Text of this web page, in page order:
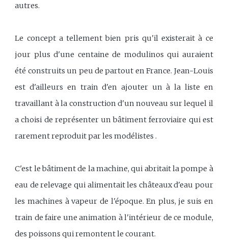
autres.
Le concept a tellement bien pris qu'il existerait à ce
jour plus d'une centaine de modulinos qui auraient
été construits un peu de partout en France. Jean-Louis
est d'ailleurs en train d'en ajouter un à la liste en
travaillant à la construction d'un nouveau sur lequel il
a choisi de représenter un bâtiment ferroviaire qui est
rarement reproduit par les modélistes .
C'est le bâtiment de la machine, qui abritait la pompe à
eau de relevage qui alimentait les châteaux d'eau pour
les machines à vapeur de l'époque. En plus, je suis en
train de faire une animation à l'intérieur de ce module,
des poissons qui remontent le courant.